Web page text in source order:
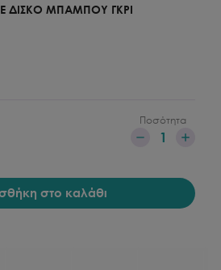
ΔΙΣΚΟ ΜΠΑΜΠΟΥ ΓΚΡΙ
Ποσότητα
1
στο καλάθι